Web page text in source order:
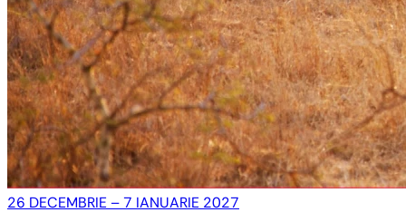
26 DECEMBRIE – 7 IANUARIE 2027